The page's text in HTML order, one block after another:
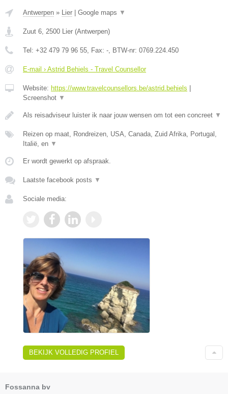
Antwerpen » Lier Google maps ▼
Zuut 6 2500 Lier (Antwerpen)
Tel: +32 479 79 96 55 , Fax: - , BTW-nr: 0769.224.450
E-mail › Astrid Behiels - Travel Counsellor
Website: https://www.travelcounsellors.be/astrid.behiels
Screenshot ▼
Als reisadviseur luister ik naar jouw wensen om tot een concreet ▼
Reizen op maat, Rondreizen, USA, Canada, Zuid Afrika, Portugal,
Italië, en ▼
Er wordt gewerkt op afspraak.
Laatste facebook posts ▼
Sociale media:
BEKIJK VOLLEDIG PROFIEL
Fossanna bv